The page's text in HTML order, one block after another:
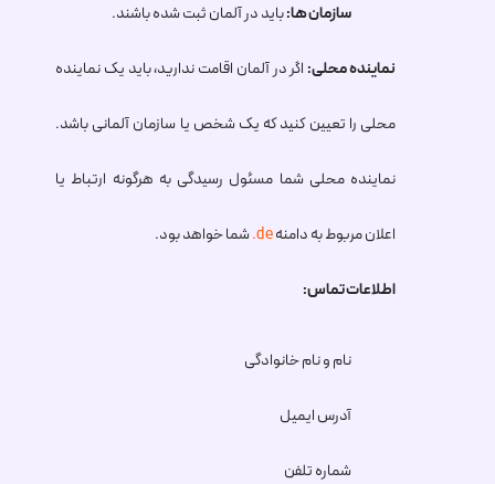
سازمان ها:باید در آلمان ثبت شده باشند.
نماینده محلی: اگر در آلمان اقامت ندارید، باید یک نماینده
محلی را تعیین کنید که یک شخص یا سازمان آلمانی باشد.
نماینده محلی شما مسئول رسیدگی به هرگونه ارتباط یا
اعلان مربوط به دامنه.deشما خواهد بود.
اطلاعات تماس:
نام و نام خانوادگی
آدرس ایمیل
شماره تلفن